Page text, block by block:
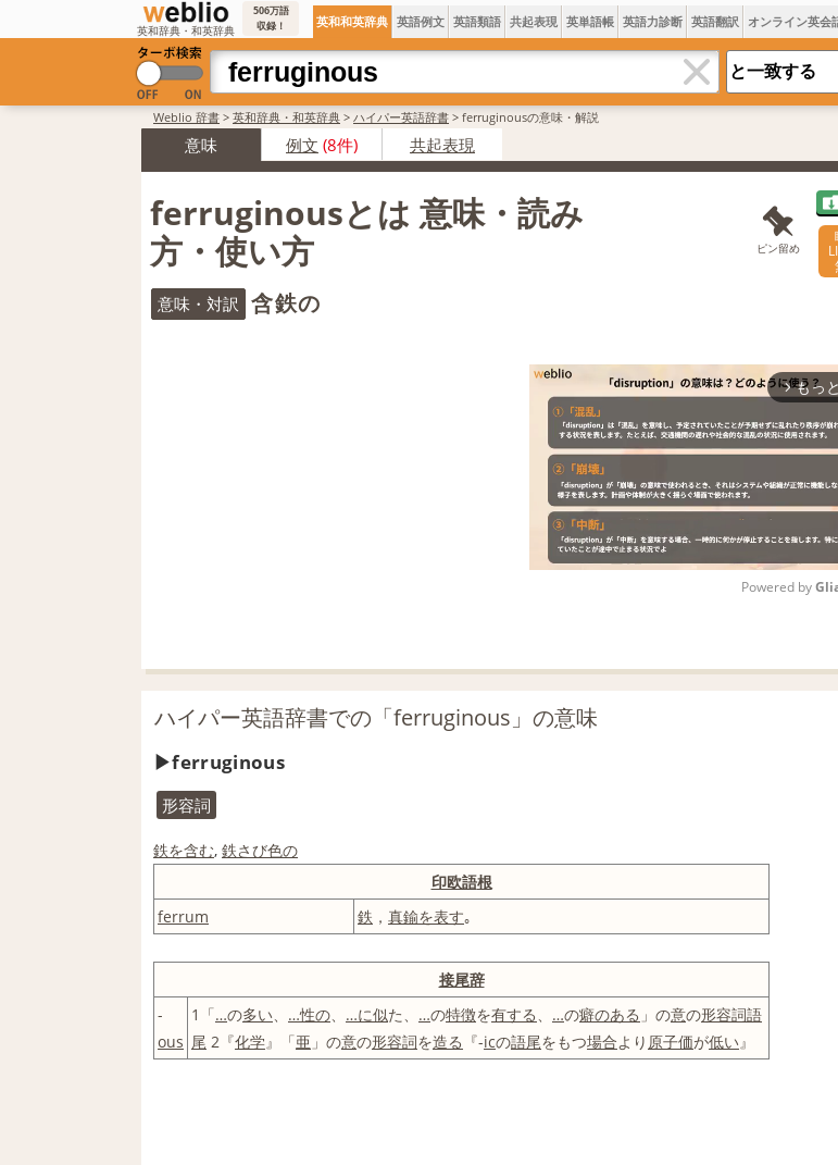
英和辞典・和英辞典
506万語
収録！
英和和英辞典 英語例文 英語類語 共起表現 英単語帳 英語力診断 英語翻訳 オンライン英会
Weblio 辞書 > 英和辞典・和英辞典 > ハイパー英語辞書 > ferruginousの意味・解説
意味 例文 (8件) 共起表現
ferruginousとは 意味・読み
方・使い方
ピン留め
意味・対訳 含鉄の
arrow_forward_ios もっ
Powered by
ハイパー英語辞書での「ferruginous」の意味
ferruginous
形容詞
鉄を含む, 鉄さび色の
印欧語根
ferrum
鉄 ， 真鍮を表す｡
接尾辞
-
ous
1「…の多い、 …性の、 …に似た、 …の特徴を有する、 …の癖のある 」の意の形容詞語
尾 2『化学』「亜 」の意の形容詞を造る 『-icの語尾をもつ場合より 原子価が低い』